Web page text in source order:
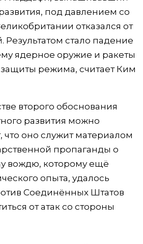
под давлением со
отказался от
стало падение
ядерное оружие и ракеты
режима, считает Ким
второго обоснования
развития можно
что оно служит материалом
пропаганды о
вождю, которому ещё
опыта, удалось
Соединённых Штатов
от атак со стороны